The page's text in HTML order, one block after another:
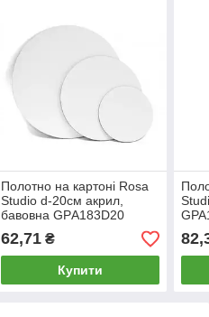
Полотно на картоні Rosa
Studio d-20см акрил,
бавовна GPА183D20
62,71₴
Купити